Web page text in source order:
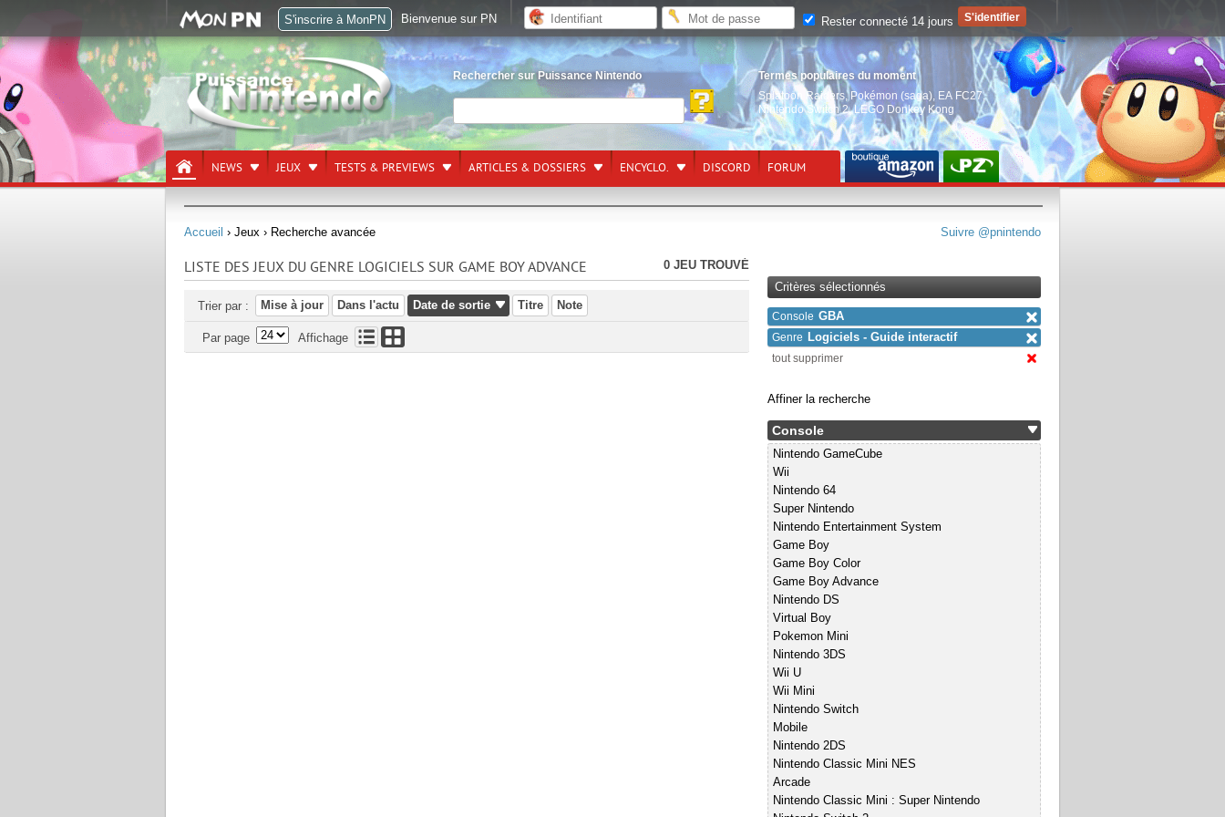
Rechercher sur Puissance Nintendo
Termes populaires du moment
Splatoon Raiders, Pokémon (saga) EA FC27,
Nintendo Switch 2,LEGO Donkey Kong
NEWS JEUX TESTS & PREVIEWS ARTICLES & DOSSIERS ENCYCLO. DISCORD FORUM
Suivre @pnintendo
Accueil › Jeux › Recherche avancée
LISTE DES JEUX DU GENRE LOGICIELS SUR GAME BOY ADVANCE 0 JEU TROUVÉ
Trier par : Mise à jour Dans l'actu Date de sortie Titre Note
Par page Affichage
Critères sélectionnés
Console GBA
Genre Logiciels - Guide interactif
tout supprimer
Affiner la recherche
Console
Nintendo GameCube
Wii
Nintendo 64
Super Nintendo
Nintendo Entertainment System
Game Boy
Game Boy Color
Game Boy Advance
Nintendo DS
Virtual Boy
Pokemon Mini
Nintendo 3DS
Wii U
Wii Mini
Nintendo Switch
Mobile
Nintendo 2DS
Nintendo Classic Mini NES
Arcade
Nintendo Classic Mini : Super Nintendo
S'inscrire à MonPN Bienvenue sur PN Rester connecté 14 jours